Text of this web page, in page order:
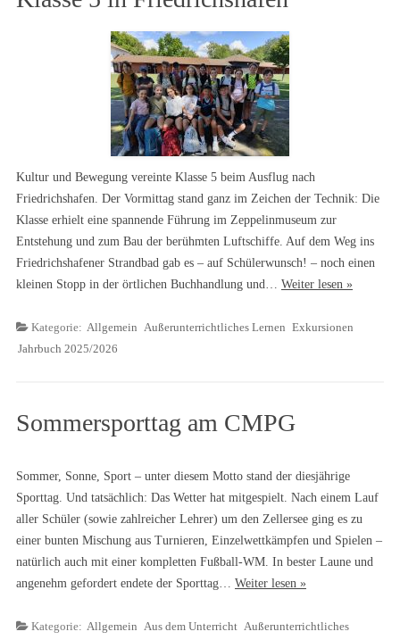
Kultur und Bewegung vereinte Klasse 5 beim Ausflug nach
Friedrichshafen. Der Vormittag stand ganz im Zeichen der Technik: Die
Klasse erhielt eine spannende Führung im Zeppelinmuseum zur
Entstehung und zum Bau der berühmten Luftschiffe. Auf dem Weg ins
Friedrichshafener Strandbad gab es – auf Schülerwunsch! – noch einen
kleinen Stopp in der örtlichen Buchhandlung und… Weiter lesen »
Kategorie: Allgemein Außerunterrichtliches Lernen Exkursionen
Jahrbuch 2025/2026
Sommersporttag am CMPG
Sommer, Sonne, Sport – unter diesem Motto stand der diesjährige
Sporttag. Und tatsächlich: Das Wetter hat mitgespielt. Nach einem Lauf
aller Schüler (sowie zahlreicher Lehrer) um den Zellersee ging es zu
einer bunten Mischung aus Turnieren, Einzelwettkämpfen und Spielen –
natürlich auch mit einer kompletten Fußball-WM. In bester Laune und
angenehm gefordert endete der Sporttag… Weiter lesen »
Kategorie: Allgemein Aus dem Unterricht Außerunterrichtliches